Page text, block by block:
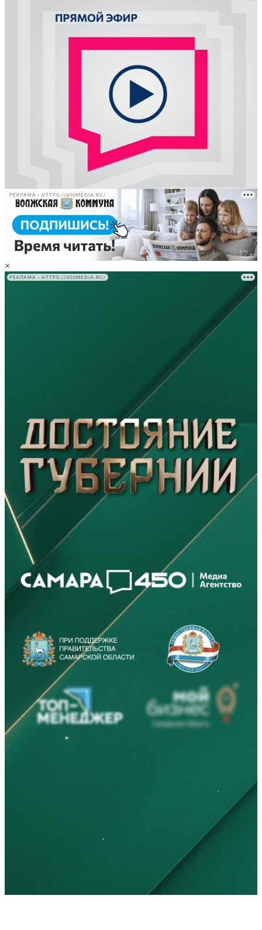
РЕКЛАМА • HTTPS://450MEDIA.RU/
×
РЕКЛАМА • HTTPS://450MEDIA.RU/